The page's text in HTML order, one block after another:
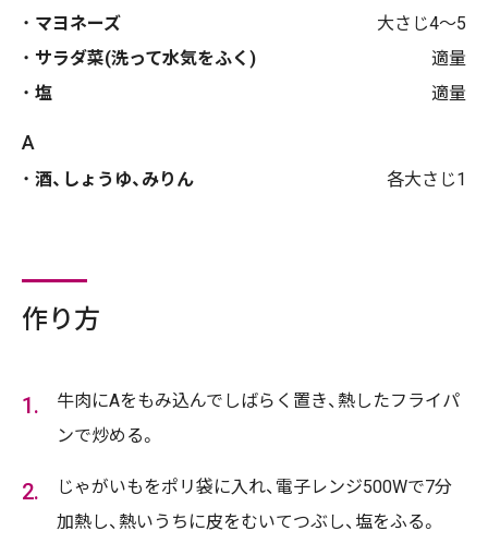
マヨネーズ
大さじ4～5
サラダ菜(洗って水気をふく)
適量
塩
適量
A
酒、しょうゆ、みりん 各大さじ1
作り方
牛肉にAをもみ込んでしばらく置き、熱したフライパ
ンで炒める。
じゃがいもをポリ袋に入れ、電子レンジ500Wで7分
加熱し、熱いうちに皮をむいてつぶし、塩をふる。